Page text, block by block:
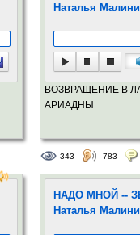
Наталья
ВОЗВРАЩЕНИЕ В
АРИАДНЫ
343 783
НАДО МНОЙ --
Наталья